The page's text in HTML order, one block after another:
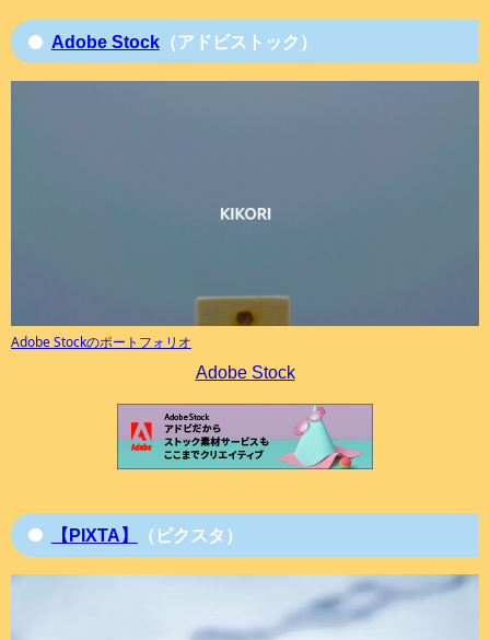
Adobe Stock（アドビストック）
Adobe Stockのポートフォリオ
Adobe Stock
【PIXTA】 （ピクスタ）